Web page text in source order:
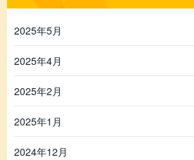
2025年5月
2025年4月
2025年2月
2025年1月
2024年12月